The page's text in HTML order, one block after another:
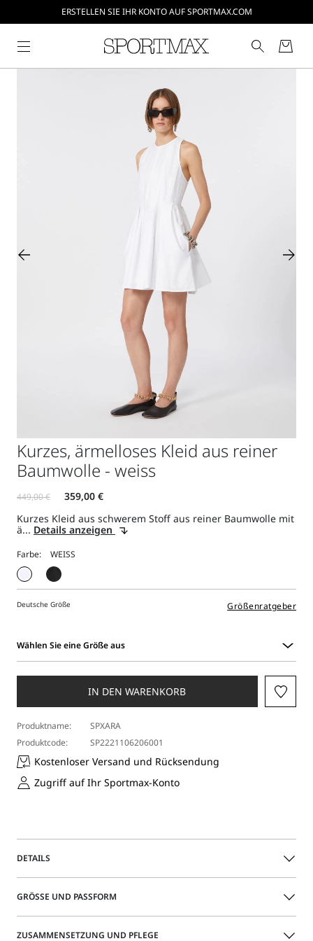
ERSTELLEN SIE IHR KONTO AUF SPORTMAX.COM
Kurzes, ärmelloses Kleid aus reiner
Baumwolle - weiss
Kurzes Kleid aus schwerem Stoff aus reiner Baumwolle mit
ä... Details anzeigen
Farbe:
Deutsche Größe Größenratgeber
Wählen Sie eine Größe aus
Sie
aus
IN DEN WARENKORB
Produktname:
SPXARA
Produktcode:
SP2221106206001
Kostenloser Versand und Rücksendung
Zugriff auf Ihr Sportmax-Konto
DETAILS
Kurzes Kleid aus schwerem Stoff aus reiner Baumwolle mit
Bundfalten am Oberteil. Das Volumen vergrößert sich am
Rock sanft.
GRÖSSE UND PASSFORM
Das Model trägt Größe 40 (IT) und ist 177 groß Ihre Maße
ZUSAMMENSETZUNG UND PFLEGE